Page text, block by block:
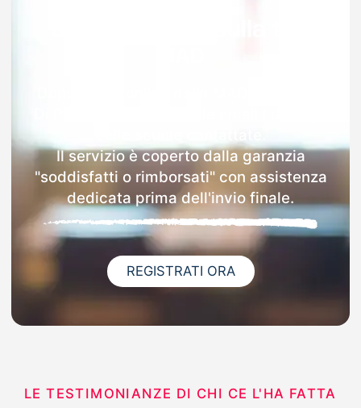
Il servizio è coperto dalla garanzia
"soddisfatti o rimborsati" con assistenza
dedicata prima dell'invio finale.
REGISTRATI ORA
LE TESTIMONIANZE DI CHI CE L'HA FATTA